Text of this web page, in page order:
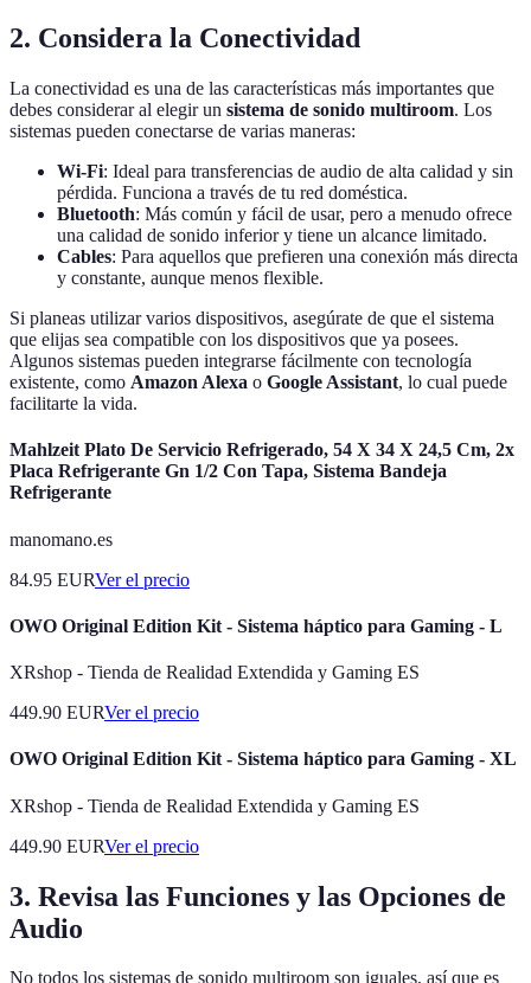
2. Considera la Conectividad
La conectividad es una de las características más importantes que
debes considerar al elegir un sistema de sonido multiroom. Los
sistemas pueden conectarse de varias maneras:
Wi-Fi: Ideal para transferencias de audio de alta calidad y sin
pérdida. Funciona a través de tu red doméstica.
Bluetooth: Más común y fácil de usar, pero a menudo ofrece
una calidad de sonido inferior y tiene un alcance limitado.
Cables: Para aquellos que prefieren una conexión más directa
y constante, aunque menos flexible.
Si planeas utilizar varios dispositivos, asegúrate de que el sistema
que elijas sea compatible con los dispositivos que ya posees.
Algunos sistemas pueden integrarse fácilmente con tecnología
existente, como Amazon Alexa o Google Assistant, lo cual puede
facilitarte la vida.
Mahlzeit Plato De Servicio Refrigerado, 54 X 34 X 24,5 Cm, 2x
Placa Refrigerante Gn 1/2 Con Tapa, Sistema Bandeja
Refrigerante
manomano.es
84.95 EURVer el precio
OWO Original Edition Kit - Sistema háptico para Gaming - L
XRshop - Tienda de Realidad Extendida y Gaming ES
449.90 EURVer el precio
OWO Original Edition Kit - Sistema háptico para Gaming - XL
XRshop - Tienda de Realidad Extendida y Gaming ES
449.90 EURVer el precio
3. Revisa las Funciones y las Opciones de
Audio
No todos los sistemas de sonido multiroom son iguales, así que es